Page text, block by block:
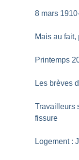
8 mars
Mais au
Printemps
Les brèves
Travailleurs
fissure
Logement :